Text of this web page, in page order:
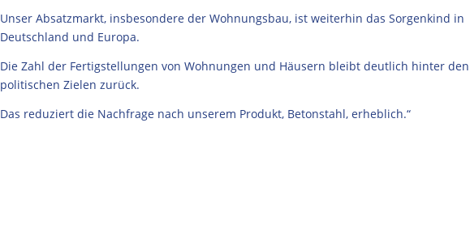
Unser Absatzmarkt, insbesondere der Wohnungsbau, ist weiterhin das Sorgenkind in
Deutschland und Europa.
Die Zahl der Fertigstellungen von Wohnungen und Häusern bleibt deutlich hinter den
politischen Zielen zurück.
Das reduziert die Nachfrage nach unserem Produkt, Betonstahl, erheblich.“